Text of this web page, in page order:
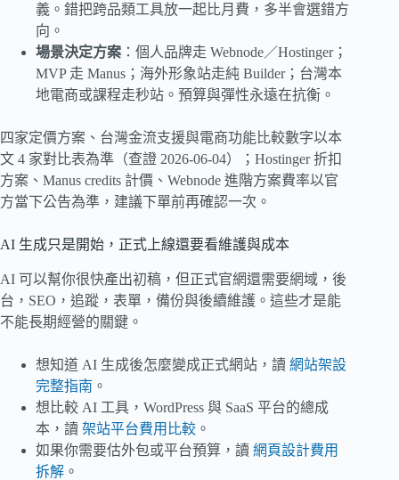
義。錯把跨品類工具放一起比月費，多半會選錯方
向。
場景決定方案 ：個人品牌走 Webnode／Hostinger；
MVP 走 Manus；海外形象站走純 Builder；台灣本
地電商或課程走秒站。預算與彈性永遠在抗衡。
四家定價方案、台灣金流支援與電商功能比較數字以本
文 4 家對比表為準（查證 2026-06-04）；Hostinger 折扣
方案、Manus credits 計價、Webnode 進階方案費率以官
方當下公告為準，建議下單前再確認一次。
AI 生成只是開始，正式上線還要看維護與成本
AI 可以幫你很快產出初稿，但正式官網還需要網域，後
台，SEO，追蹤，表單，備份與後續維護。這些才是能
不能長期經營的關鍵。
想知道 AI 生成後怎麼變成正式網站，讀 網站架設
完整指南 。
想比較 AI 工具，WordPress 與 SaaS 平台的總成
本，讀 架站平台費用比較 。
如果你需要估外包或平台預算，讀 網頁設計費用
拆解 。